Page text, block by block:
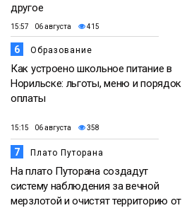
другое
15:57 06 августа 415
6 Образование
Как устроено школьное питание в
Норильске: льготы, меню и порядок
оплаты
15:15 06 августа 358
7 Плато Путорана
На плато Путорана создадут
систему наблюдения за вечной
мерзлотой и очистят территорию от